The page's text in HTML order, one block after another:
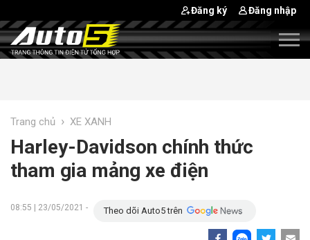
Đăng ký Đăng nhập
Trang chủ › XE XANH
Harley-Davidson chính thức
tham gia mảng xe điện
08:55 | 23/05/2021 - Theo dõi Auto5 trên